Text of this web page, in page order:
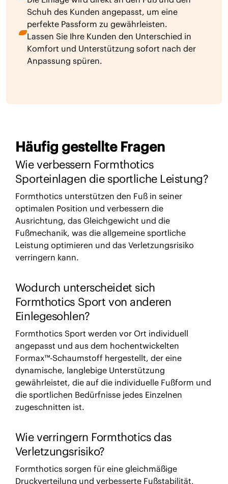
Schuh des Kunden angepasst, um eine
perfekte Passform zu gewährleisten.
Lassen Sie Ihre Kunden den Unterschied in
Komfort und Unterstützung sofort nach der
Anpassung spüren.
Häufig gestellte Fragen
Wie verbessern Formthotics
Sporteinlagen die sportliche Leistung?
Formthotics unterstützen den Fuß in seiner
optimalen Position und verbessern die
Ausrichtung, das Gleichgewicht und die
Fußmechanik, was die allgemeine sportliche
Leistung optimieren und das Verletzungsrisiko
verringern kann.
Wodurch unterscheidet sich
Formthotics Sport von anderen
Einlegesohlen?
Formthotics Sport werden vor Ort individuell
angepasst und aus dem hochentwickelten
Formax™-Schaumstoff hergestellt, der eine
dynamische, langlebige Unterstützung
gewährleistet, die auf die individuelle Fußform und
die sportlichen Bedürfnisse jedes Einzelnen
zugeschnitten ist.
Wie verringern Formthotics das
Verletzungsrisiko?
Formthotics sorgen für eine gleichmäßige
Druckverteilung und verbesserte Fußstabilität,